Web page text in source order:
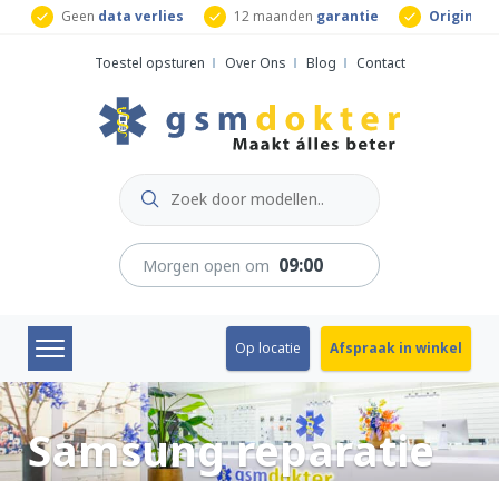
Skip
Geen data verlies 12 maanden garantie Originele
Toestel opsturen Over Ons Blog Contact
Morgen open om 09:00
Op locatie Afspraak in winkel
Samsung reparatie